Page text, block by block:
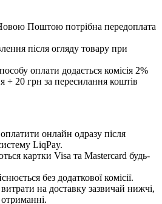
Поштою потрібна передоплата
після огляду товару при
оплати додається комісія 2%
+ 20 грн за пересилання коштів
онлайн одразу після
LiqPay.
картки Visa та Mastercard будь-
без додаткової комісії.
на доставку зазвичай нижчі,